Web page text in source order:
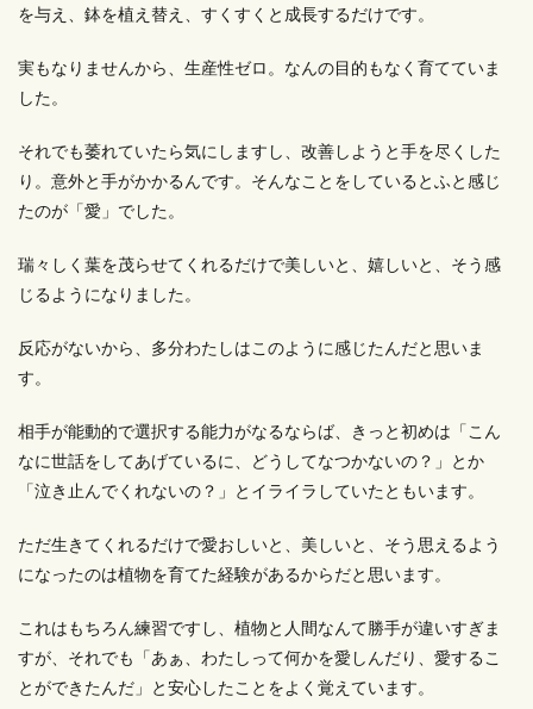
を与え、鉢を植え替え、すくすくと成長するだけです。
実もなりませんから、生産性ゼロ。なんの目的もなく育てていま
した。
それでも萎れていたら気にしますし、改善しようと手を尽くした
り。意外と手がかかるんです。そんなことをしているとふと感じ
たのが「愛」でした。
瑞々しく葉を茂らせてくれるだけで美しいと、嬉しいと、そう感
じるようになりました。
反応がないから、多分わたしはこのように感じたんだと思いま
す。
相手が能動的で選択する能力がなるならば、きっと初めは「こん
なに世話をしてあげているに、どうしてなつかないの？」とか
「泣き止んでくれないの？」とイライラしていたともいます。
ただ生きてくれるだけで愛おしいと、美しいと、そう思えるよう
になったのは植物を育てた経験があるからだと思います。
これはもちろん練習ですし、植物と人間なんて勝手が違いすぎま
すが、それでも「あぁ、わたしって何かを愛しんだり、愛するこ
とができたんだ」と安心したことをよく覚えています。